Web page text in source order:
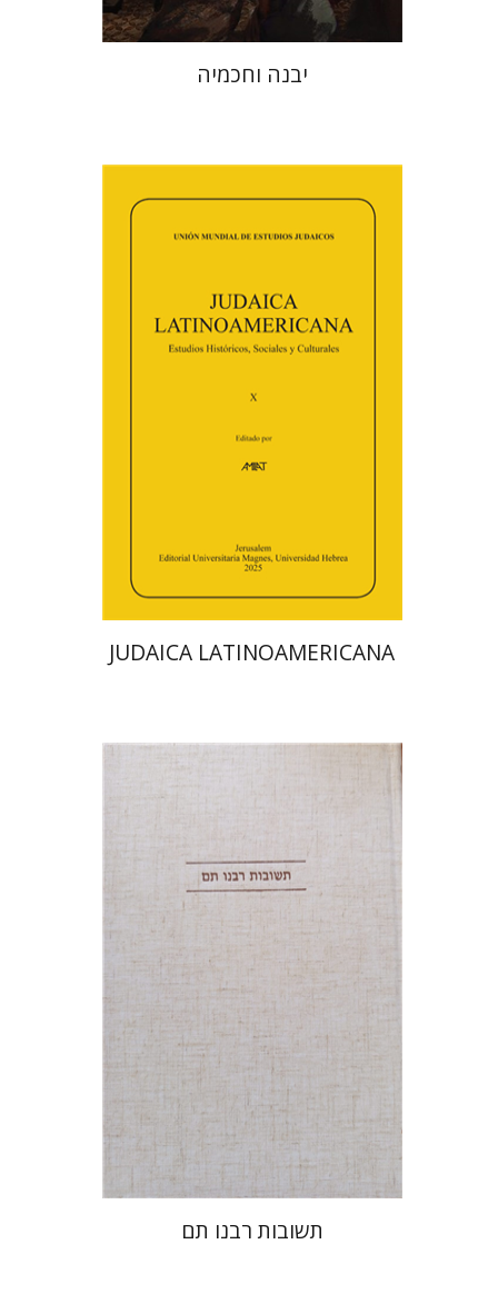
יבנה וחכמיה
פלורינדה פ. גולדברג.
פולט
קרשונוביץ שוסטר
דבי רויטמן אפרים זדוף
$53
$48
JUDAICA LATINOAMERICANA
הנחת אתר ספר מודפס
$45
תשובות רבנו תם